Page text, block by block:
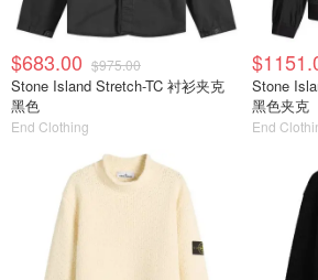
$683.00 $975.00
Stone Island Stretch-TC 衬衫夹克
黑色
End Clothing
Stone
黑色夹克
End